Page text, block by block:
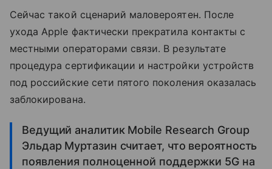
Сейчас такой сценарий маловероятен. После
ухода Apple фактически прекратила контакты с
местными операторами связи. В результате
процедура сертификации и настройки устройств
под российские сети пятого поколения оказалась
заблокирована.
Ведущий аналитик Mobile Research Group
Эльдар Муртазин считает, что вероятность
появления полноценной поддержки 5G на